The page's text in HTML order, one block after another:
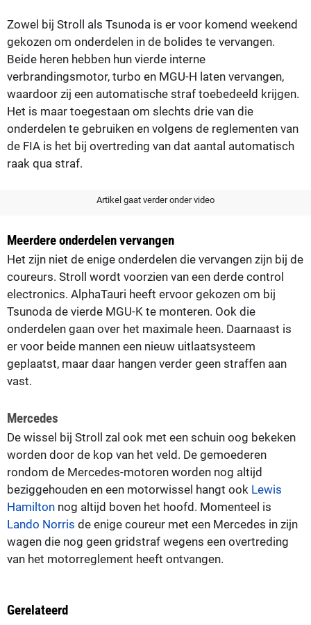
Zowel bij Stroll als Tsunoda is er voor komend weekend
gekozen om onderdelen in de bolides te vervangen.
Beide heren hebben hun vierde interne
verbrandingsmotor, turbo en MGU-H laten vervangen,
waardoor zij een automatische straf toebedeeld krijgen.
Het is maar toegestaan om slechts drie van die
onderdelen te gebruiken en volgens de reglementen van
de FIA is het bij overtreding van dat aantal automatisch
raak qua straf.
Artikel gaat verder onder video
Meerdere onderdelen vervangen
Het zijn niet de enige onderdelen die vervangen zijn bij de
coureurs. Stroll wordt voorzien van een derde control
electronics. AlphaTauri heeft ervoor gekozen om bij
Tsunoda de vierde MGU-K te monteren. Ook die
onderdelen gaan over het maximale heen. Daarnaast is
er voor beide mannen een nieuw uitlaatsysteem
geplaatst, maar daar hangen verder geen straffen aan
vast.
Mercedes
De wissel bij Stroll zal ook met een schuin oog bekeken
worden door de kop van het veld. De gemoederen
rondom de Mercedes-motoren worden nog altijd
beziggehouden en een motorwissel hangt ook Lewis
Hamilton nog altijd boven het hoofd. Momenteel is
Lando Norris de enige coureur met een Mercedes in zijn
wagen die nog geen gridstraf wegens een overtreding
van het motorreglement heeft ontvangen.
Gerelateerd